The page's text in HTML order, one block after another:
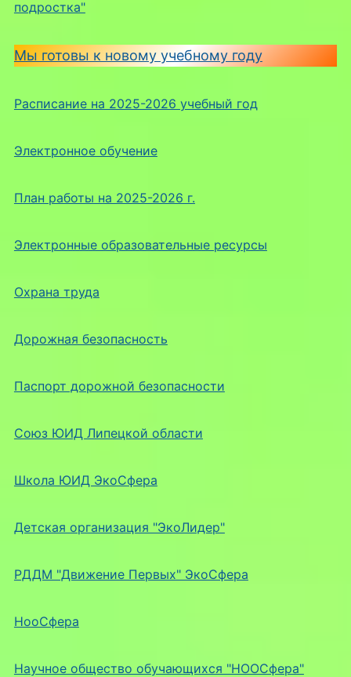
подростка"
Мы готовы к новому учебному году
Расписание на 2025-2026 учебный год
Электронное обучение
План работы на 2025-2026 г.
Электронные образовательные ресурсы
Охрана труда
Дорожная безопасность
Паспорт дорожной безопасности
Союз ЮИД Липецкой области
Школа ЮИД ЭкоСфера
Детская организация "ЭкоЛидер"
РДДМ "Движение Первых" ЭкоСфера
НооСфера
Научное общество обучающихся "НООСфера"